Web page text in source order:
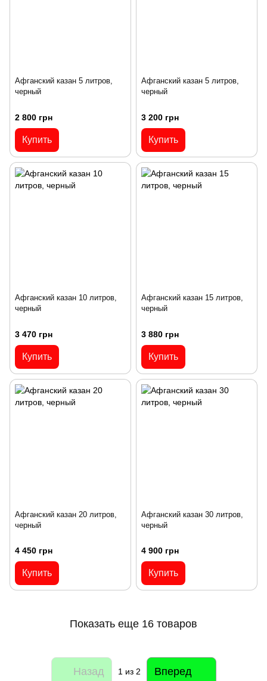
Афганский казан 5 литров,
черный
2 800 грн
Купить
Афганский казан 5 литров,
черный
3 200 грн
Купить
Афганский казан 10 литров,
черный
3 470 грн
Купить
Афганский казан 15 литров,
черный
3 880 грн
Купить
Афганский казан 20 литров,
черный
4 450 грн
Купить
Афганский казан 30 литров,
черный
4 900 грн
Купить
Показать еще 16 товаров
Назад 1из 2 Вперед